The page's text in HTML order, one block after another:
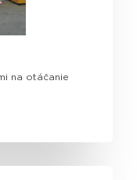
na otáčanie